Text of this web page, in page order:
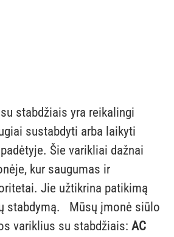
stabdžiais yra reikalingi
sustabdyti arba laikyti
Šie varikliai dažnai
kur saugumas ir
Jie užtikrina patikimą
stabdymą. Mūsų įmonė siūlo
variklius su stabdžiais:AC